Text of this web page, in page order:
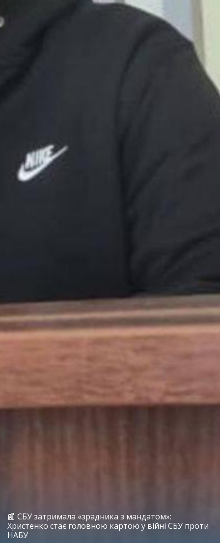
📰 СБУ затримала «зрадника з мандатом»:
Христенко стає головною картою у війні СБУ проти
НАБУ